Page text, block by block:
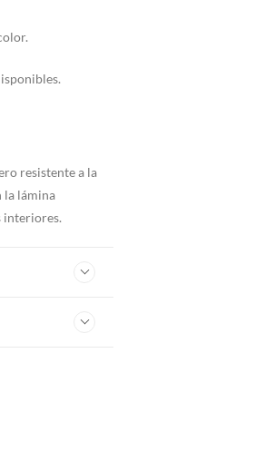
resistente a la
la lámina
interiores.